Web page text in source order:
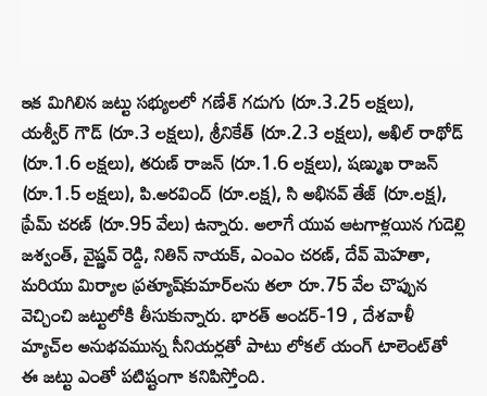
ఇక మిగిలిన జట్టు సభ్యులలో గణేశ్ గడుగు (రూ.3.25 లక్షలు),
యశ్వీర్ గౌడ్ (రూ.3 లక్షలు), శ్రీనికేత్ (రూ.2.3 లక్షలు), అఖిల్ రాథోడ్
(రూ.1.6 లక్షలు), తరుణ్‌ రాజన్ (రూ.1.6 లక్షలు), షణ్ముఖ రాజన్
(రూ.1.5 లక్షలు), పి.అరవింద్ (రూ.లక్ష), సి అభినవ్‌ తేజ్‌ (రూ.లక్ష),
ప్రేమ్ చరణ్‌ (రూ.95 వేలు) ఉన్నారు. అలాగే యువ ఆటగాళ్లయిన గుడెల్లి
జశ్వంత్, వైష్ణవ్ రెడ్డి, నితిన్‌ నాయక్‌, ఎంఎం చరణ్‌, దేవ్ మెహతా,
మరియు మిర్యాల ప్రత్యూష్‌కుమార్‌లను తలా రూ.75 వేల చొప్పున
వెచ్చించి జట్టులోకి తీసుకున్నారు. భారత్ అండర్-19 , దేశవాళీ
మ్యాచ్‌ల అనుభవమున్న సీనియర్లతో పాటు లోకల్ యంగ్ టాలెంట్‌తో
ఈ జట్టు ఎంతో పటిష్టంగా కనిపిస్తోంది.